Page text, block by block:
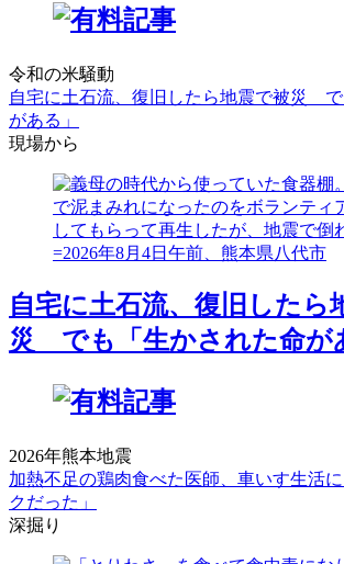
令和の米騒動
自宅に土石流、復旧したら地震で被災
がある」
現場から
自宅に土石流、復旧したら
災 でも「生かされた命が
2026年熊本地震
加熱不足の鶏肉食べた医師、車いす生活
クだった」
深掘り